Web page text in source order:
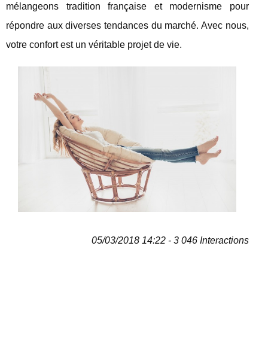
mélangeons tradition française et modernisme pour
répondre aux diverses tendances du marché. Avec nous,
votre confort est un véritable projet de vie.
05/03/2018 14:22 - 3 046 Interactions